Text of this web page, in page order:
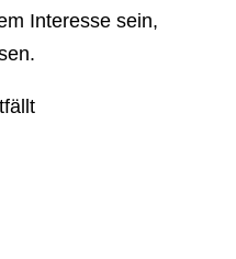
Interesse sein,